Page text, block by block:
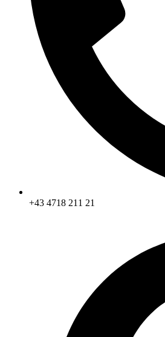
+43 4718 211 21